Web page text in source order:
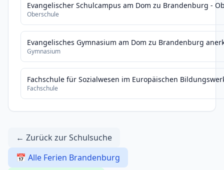
Evangelischer Schulcampus am Dom zu Brandenburg -
Oberschule
Evangelisches Gymnasium am Dom zu Brandenburg
Gymnasium
Fachschule für Sozialwesen im Europäischen
Fachschule
← Zurück zur Schulsuche
📅 Alle Ferien Brandenburg